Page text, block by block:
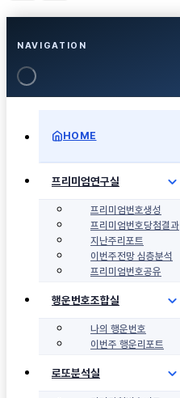
NAVIGATION
HOME
프리미엄연구실
프리미엄번호생성
프리미엄번호당첨결과
지난주리포트
이번주전망 심층분석
프리미엄번호공유
행운번호조합실
나의 행운번호
이번주 행운리포트
로또분석실